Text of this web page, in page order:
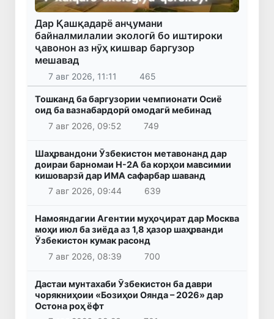
Дар Қашқадарё анҷумани
байналмилалии экологӣ бо иштироки
ҷавонон аз нӯҳ кишвар баргузор
мешавад
7 авг 2026, 11:11 465
Тошканд ба баргузории чемпионати Осиё
оид ба вазнабардорӣ омодагӣ мебинад
7 авг 2026, 09:52
749
Шаҳрвандони Ӯзбекистон метавонанд дар
доираи барномаи H-2A ба корҳои мавсимии
кишоварзӣ дар ИМА сафарбар шаванд
7 авг 2026, 09:44
639
Намояндагии Агентии муҳоҷират дар Москва
моҳи июл ба зиёда аз 1,8 ҳазор шаҳрванди
Ӯзбекистон кумак расонд
7 авг 2026, 08:39
700
Дастаи мунтахаби Ӯзбекистон ба даври
чорякниҳоии «Бозиҳои Оянда – 2026» дар
Остона роҳ ёфт